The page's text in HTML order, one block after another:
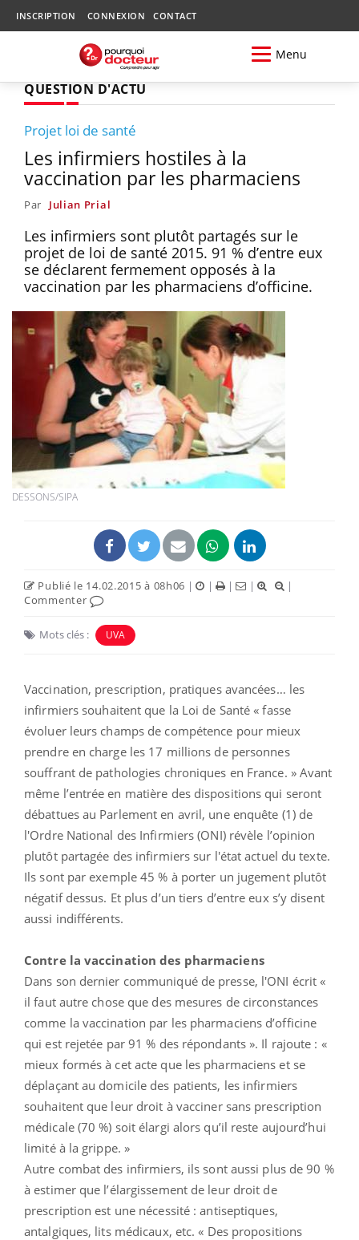
INSCRIPTION CONNEXION CONTACT
Menu
QUESTION D'ACTU
Projet loi de santé
Les infirmiers hostiles à la
vaccination par les pharmaciens
Par Julian Prial
Les infirmiers sont plutôt partagés sur le
projet de loi de santé 2015. 91 % d’entre eux
se déclarent fermement opposés à la
vaccination par les pharmaciens d’officine.
DESSONS/SIPA
Publié le 14.02.2015 à 08h06 | | | |
|
Commenter
Mots clés : UVA
Vaccination, prescription, pratiques avancées… les
infirmiers souhaitent que la Loi de Santé « fasse
évoluer leurs champs de compétence pour mieux
prendre en charge les 17 millions de personnes
souffrant de pathologies chroniques en France. » Avant
même l’entrée en matière des dispositions qui seront
débattues au Parlement en avril, une enquête (1) de
l'Ordre National des Infirmiers (ONI) révèle l’opinion
plutôt partagée des infirmiers sur l'état actuel du texte.
Ils sont par exemple 45 % à porter un jugement plutôt
négatif dessus. Et plus d’un tiers d’entre eux s’y disent
aussi indifférents.
Contre la vaccination des pharmaciens
Dans son dernier communiqué de presse, l'ONI écrit «
il faut autre chose que des mesures de circonstances
comme la vaccination par les pharmaciens d’officine
qui est rejetée par 91 % des répondants ». Il rajoute : «
mieux formés à cet acte que les pharmaciens et se
déplaçant au domicile des patients, les infirmiers
souhaitent que leur droit à vacciner sans prescription
médicale (70 %) soit élargi alors qu’il reste aujourd’hui
limité à la grippe. »
Autre combat des infirmiers, ils sont aussi plus de 90 %
à estimer que l’élargissement de leur droit de
prescription est une nécessité : antiseptiques,
antalgiques, lits médicaux, etc. « Des propositions